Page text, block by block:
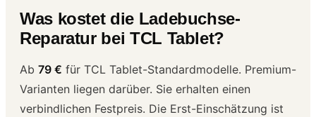
Was kostet die Ladebuchse-
Reparatur bei TCL Tablet?
Ab 79 € für TCL Tablet-Standardmodelle. Premium-
Varianten liegen darüber. Sie erhalten einen
verbindlichen Festpreis. Die Erst-Einschätzung ist